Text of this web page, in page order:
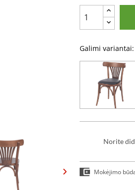
Galimi variantai:
Norite
Mokėjimo